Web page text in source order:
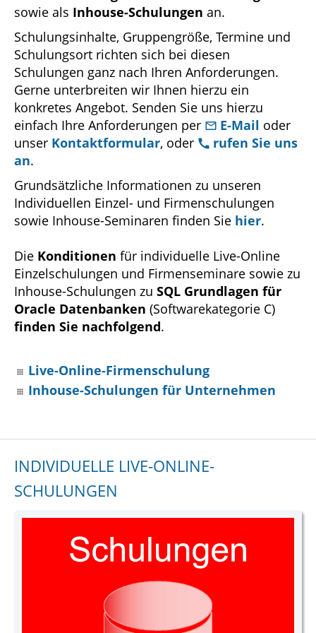
sowie als Inhouse-Schulungen an.
Schulungsinhalte, Gruppengröße, Termine und
Schulungsort richten sich bei diesen
Schulungen ganz nach Ihren Anforderungen.
Gerne unterbreiten wir Ihnen hierzu ein
konkretes Angebot. Senden Sie uns hierzu
einfach Ihre Anforderungen per
E-Mail oder
unser Kontaktformular, oder
rufen Sie uns
an.
Grundsätzliche Informationen zu unseren
Individuellen Einzel- und Firmenschulungen
sowie Inhouse-Seminaren finden Sie hier.
Die Konditionen für individuelle Live-Online
Einzelschulungen und Firmenseminare sowie zu
Inhouse-Schulungen zu SQL Grundlagen für
Oracle Datenbanken (Softwarekategorie C)
finden Sie nachfolgend.
Live-Online-Firmenschulung
Inhouse-Schulungen für Unternehmen
INDIVIDUELLE LIVE-ONLINE-
SCHULUNGEN